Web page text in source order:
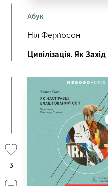
Абук
Ніл Ферґюсон
Цивілізація. Як
3